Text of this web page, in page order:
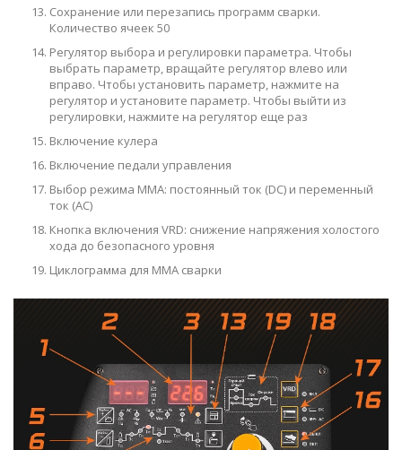
Сохранение или перезапись программ сварки.
Количество ячеек 50
Регулятор выбора и регулировки параметра. Чтобы
выбрать параметр, вращайте регулятор влево или
вправо. Чтобы установить параметр, нажмите на
регулятор и установите параметр. Чтобы выйти из
регулировки, нажмите на регулятор еще раз
Включение кулера
Включение педали управления
Выбор режима ММА: постоянный ток (DC) и переменный
ток (AC)
Кнопка включения VRD: снижение напряжения холостого
хода до безопасного уровня
Циклограмма для ММА сварки